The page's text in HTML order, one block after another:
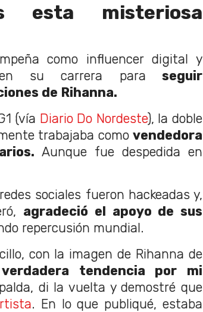
esta misteriosa
como influencer digital y
su carrera para seguir
de Rihanna.
(vía Diario Do Nordeste), la doble
trabajaba como vendedora
Aunque fue despedida en
sociales fueron hackeadas y,
agradeció el apoyo de sus
repercusión mundial.
con la imagen de Rihanna de
verdadera tendencia por mi
di la vuelta y demostré que
. En lo que publiqué, estaba